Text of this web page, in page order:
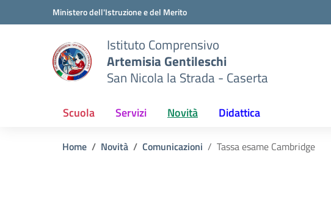
Vai ai contenuti
Vai al menu di navigazioneMinistero dell'Istruzione e del Merito
Istituto Comprensivo
Artemisia Gentileschi
San Nicola la Strada - Caserta
Scuola Servizi Novità Didattica
Home Novità Comunicazioni Tassa esame Cambridge